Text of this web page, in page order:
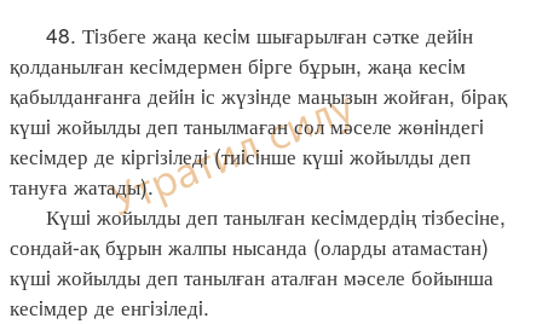
48. Тiзбеге жаңа кесiм шығарылған сәтке дейiн
қолданылған кесiмдермен бiрге бұрын, жаңа кесiм
қабылданғанға дейiн iс жүзiнде маңызын жойған, бiрақ
күшi жойылды деп танылмаған сол мәселе жөнiндегi
кесiмдер де кiргiзiледi (тиiсiнше күшi жойылды деп
тануға жатады).
Күшi жойылды деп танылған кесiмдердiң тiзбесiне,
сондай-ақ бұрын жалпы нысанда (оларды атамастан)
күшi жойылды деп танылған аталған мәселе бойынша
кесiмдер де енгiзiледi.